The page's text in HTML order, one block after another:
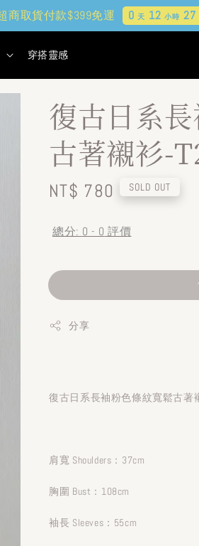
0天 12小時 27分鐘 2秒
穿搭靈感
復古日系
古著襯衫-
Regular
NT$ 780 SOLD OUT
總分: 0 - 0 評價
分享
復古日系長袖粉色條紋寬鬆古著
肩寬 Shoulders：37cm
胸圍 Bust：108cm
袖長 Sleeves：55cm